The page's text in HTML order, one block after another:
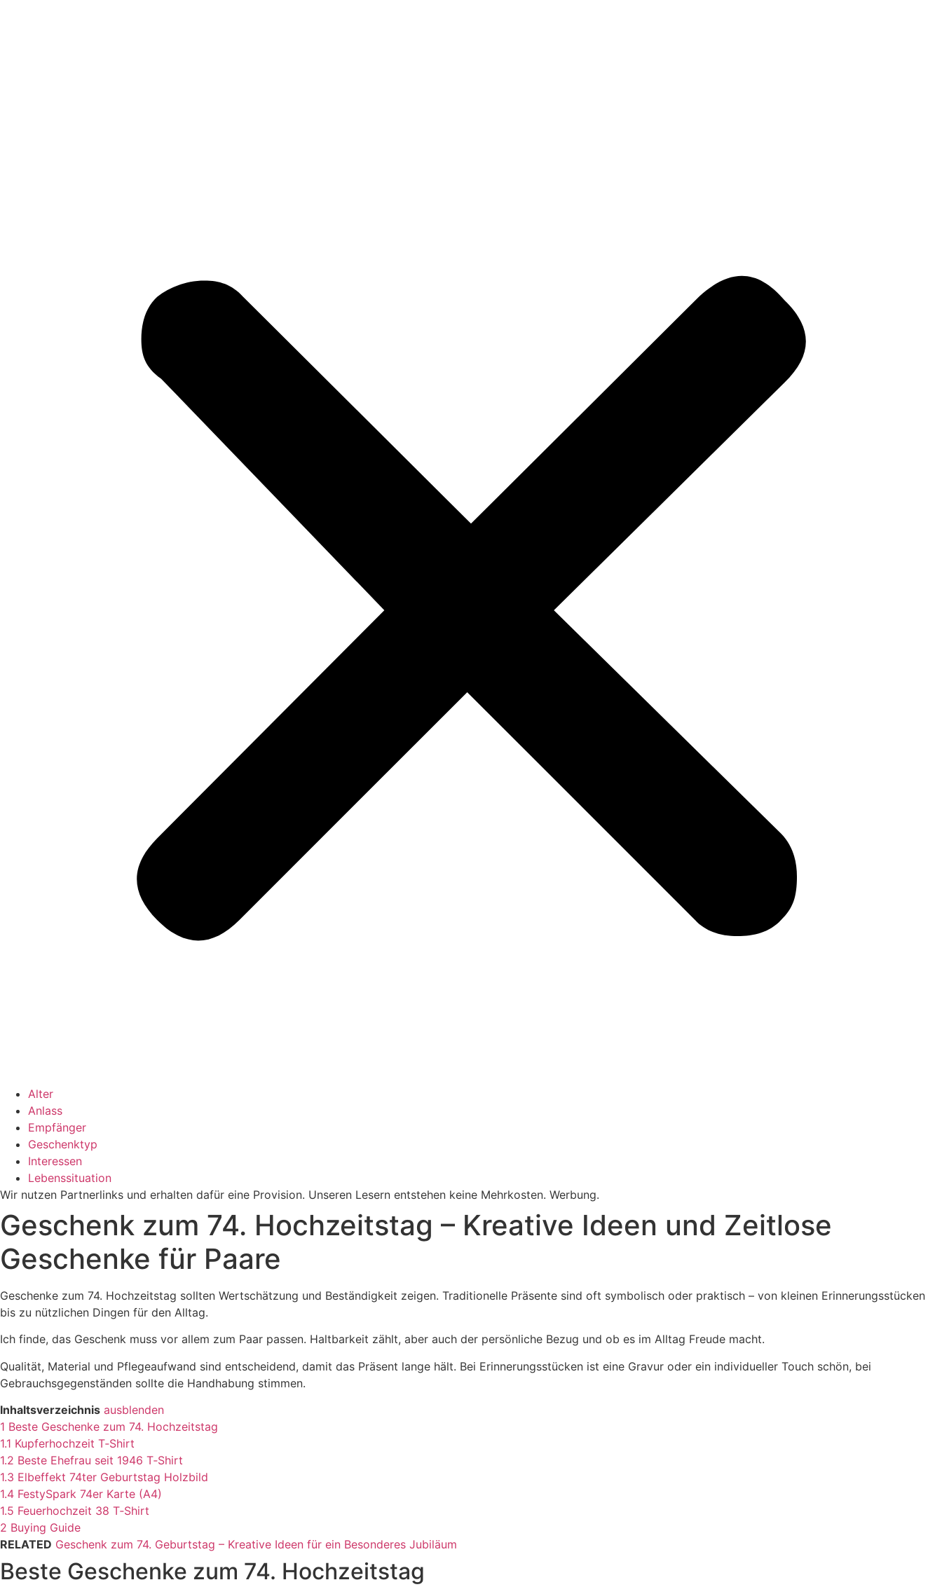
Alter
Anlass
Empfänger
Geschenktyp
Interessen
Lebenssituation
Wir nutzen Partnerlinks und erhalten dafür eine Provision. Unseren Lesern entstehen keine Mehrkosten. Werbung.
Geschenk zum 74. Hochzeitstag – Kreative Ideen und Zeitlose
Geschenke für Paare
Geschenke zum 74. Hochzeitstag sollten Wertschätzung und Beständigkeit zeigen. Traditionelle Präsente sind oft symbolisch oder praktisch – von kleinen Erinnerungsstücken
bis zu nützlichen Dingen für den Alltag.
Ich finde, das Geschenk muss vor allem zum Paar passen. Haltbarkeit zählt, aber auch der persönliche Bezug und ob es im Alltag Freude macht.
Qualität, Material und Pflegeaufwand sind entscheidend, damit das Präsent lange hält. Bei Erinnerungsstücken ist eine Gravur oder ein individueller Touch schön, bei
Gebrauchsgegenständen sollte die Handhabung stimmen.
Inhaltsverzeichnis ausblenden
1 Beste Geschenke zum 74. Hochzeitstag
1.1 Kupferhochzeit T‑Shirt
1.2 Beste Ehefrau seit 1946 T‑Shirt
1.3 Elbeffekt 74ter Geburtstag Holzbild
1.4 FestySpark 74er Karte (A4)
1.5 Feuerhochzeit 38 T‑Shirt
2 Buying Guide
RELATED Geschenk zum 74. Geburtstag – Kreative Ideen für ein Besonderes Jubiläum
Beste Geschenke zum 74. Hochzeitstag